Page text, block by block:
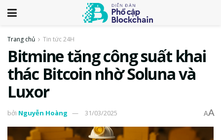
Trang chủ Tin tức 24H
Bitmine tăng công suất khai
thác Bitcoin nhờ Soluna và
Luxor
bởi Nguyễn Hoàng 31/03/2025 AA